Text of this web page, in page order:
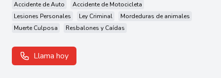
Accidente de Auto
Accidente de Motocicleta
Lesiones Personales
Ley Criminal
Mordeduras de animales
Muerte Culposa
Resbalones y Caídas
Llama hoy